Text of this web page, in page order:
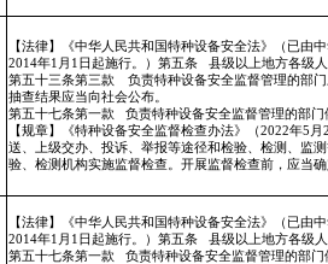
【法律】《中华人民共和国特种设备安全法》（已由
2014年1月1日起施行。）第五条
县级以上地方各级
第五十三条第三款 负责特种设备安全监督管理的部
抽查结果应当向社会公布。
第五十七条第一款
负责特种设备安全监督管理的部
【规章】《特种设备安全监督检查办法》（2022年5
送、上级交办、投诉、举报等途径和检验、检测、监
验、检测机构实施监督检查。开展监督检查前，应当
【法律】《中华人民共和国特种设备安全法》（已由
2014年1月1日起施行。）第五条
县级以上地方各级
第五十七条第一款
负责特种设备安全监督管理的部